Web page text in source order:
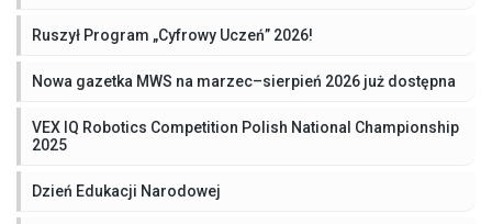
Ruszył Program „Cyfrowy Uczeń” 2026!
Nowa gazetka MWS na marzec–sierpień 2026 już dostępna
VEX IQ Robotics Competition Polish National Championship
2025
Dzień Edukacji Narodowej